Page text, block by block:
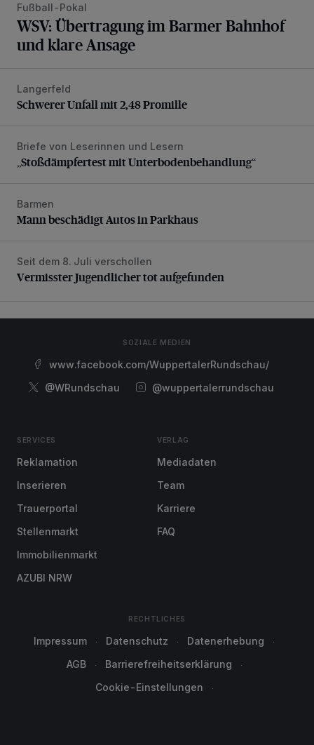
Fußball-Pokal
WSV: Übertragung im Barmer Bahnhof
und klare Ansage
Schwerer Unfall mit 2,48 Promille
Langerfeld
Schwerer Unfall mit 2,48 Promille
„Stoßdämpfertest mit Unterbodenbehandlung“
Briefe von Leserinnen und Lesern
„Stoßdämpfertest mit Unterbodenbehandlung“
Mann beschädigt Autos in Parkhaus
Barmen
Mann beschädigt Autos in Parkhaus
Vermisster Jugendlicher tot aufgefunden
Seit dem 8. Juli verschollen
Vermisster Jugendlicher tot aufgefunden
SOZIALE MEDIEN
www.facebook.com/WuppertalerRundschau/
@WRundschau
@wuppertalerrundschau
SERVICES
Reklamation
Inserieren
Trauerportal
Stellenmarkt
Immobilienmarkt
AZUBI NRW
VERLAG
Mediadaten
Team
Karriere
FAQ
RECHTLICHES
Impressum Datenschutz
Datenerhebung
AGB
Barrierefreiheitserklärung
Cookie-Einstellungen